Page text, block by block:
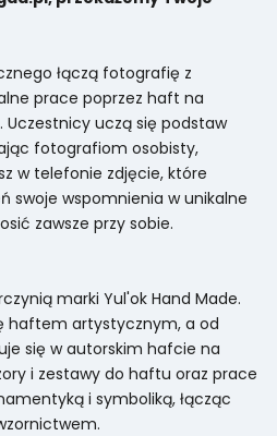
łączą fotografię z
prace poprzez haft na
uczą się podstaw
fotografiom osobisty,
w telefonie zdjęcie, które
swoje wspomnienia w unikalne
zawsze przy sobie.
marki Yul'ok Hand Made.
haftem artystycznym, a od
się w autorskim hafcie na
i zestawy do haftu oraz prace
i symboliką, łącząc